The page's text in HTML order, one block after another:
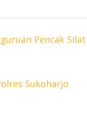
Pencak Silat
Sukoharjo